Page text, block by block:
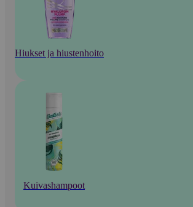
Hiukset ja hiustenhoito
Kuivashampoot